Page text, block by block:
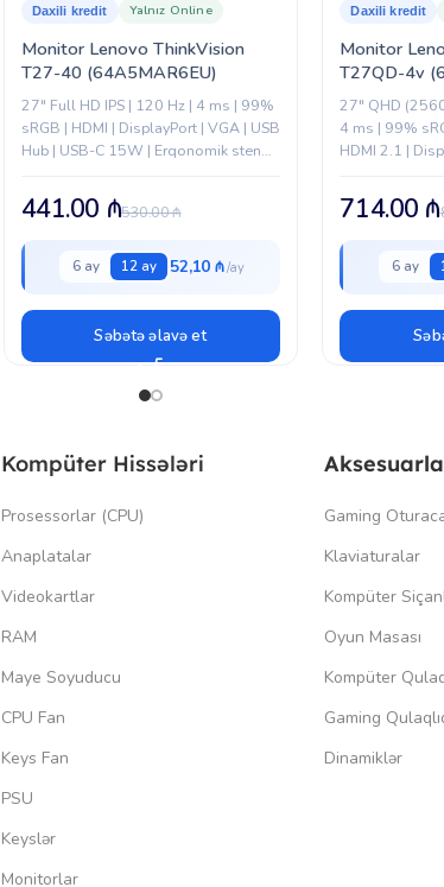
Monitor Lenovo ThinkVision
T27-40 (64A5MAR6EU)
Daxili kredit Yalnız Online
27" Full HD IPS | 120 Hz | 4 ms | 99%
sRGB | HDMI | DisplayPort | VGA | USB
Hub | USB-C 15W | Erqonomik stend
530.00₼
441.00 ₼
6 ay 12 ay 52,10 ₼
Səbətə əlavə et
Monitor
T27QD-4v
Daxili kredit
27" QHD
4 ms | 99%
HDMI 2.1 |
714.00 ₼
6 ay
Kompüter Hissələri
Prosessorlar (CPU)
Anaplatalar
Videokartlar
RAM
Maye Soyuducu
CPU Fan
Keys Fan
PSU
Keyslər
Monitorlar
Gaming
Klaviaturalar
Kompüter
Oyun Masası
Kompüter
Gaming
Dinamiklər